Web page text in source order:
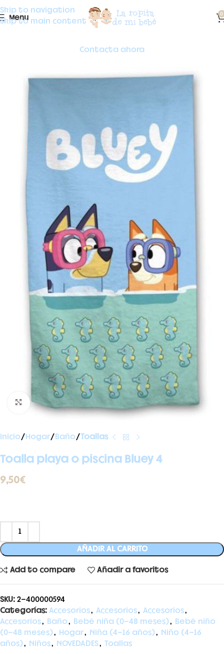
Skip to navigation
Skip to main content
Menu 0
Contacta ahora
Ampliar foto
Inicio Hogar Baño Toallas
Toalla playa o piscina Bluey 4
9,50€
AÑADIR AL CARRITO
Add to compare Añadir a favoritos
SKU: 2-400000594
Categorías: Accesorios, Accesorios, Accesorios,
Accesorios, Baño, Bebé niña (0-48 meses), Bebé niño
(0-48 meses), Hogar, Niña (4-16 años), Niño (4-16
años), Niños, NOVEDADES, Toallas